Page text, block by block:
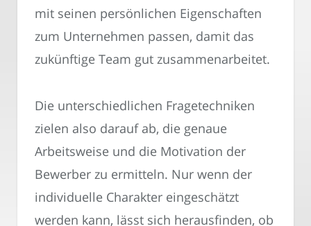
mit seinen persönlichen Eigenschaften
zum Unternehmen passen, damit das
zukünftige Team gut zusammenarbeitet.
Die unterschiedlichen Fragetechniken
zielen also darauf ab, die genaue
Arbeitsweise und die Motivation der
Bewerber zu ermitteln. Nur wenn der
individuelle Charakter eingeschätzt
werden kann, lässt sich herausfinden, ob